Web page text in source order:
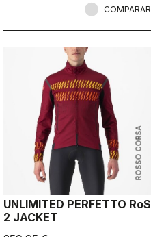
COMPARAR
ROSSO CORSA
UNLIMITED PERFETTO RoS
2 JACKET